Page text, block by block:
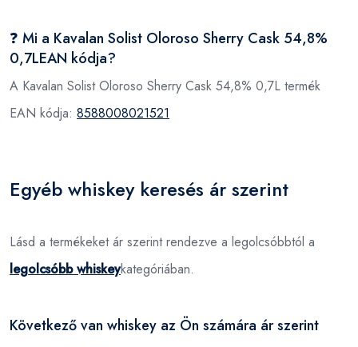
❓ Mi a Kavalan Solist Oloroso Sherry Cask 54,8%
0,7LEAN kódja?
A Kavalan Solist Oloroso Sherry Cask 54,8% 0,7L termék
EAN kódja: 8588008021521
Egyéb whiskey keresés ár szerint
Lásd a termékeket ár szerint rendezve a legolcsóbbtól a
legolcsóbb whiskeykategóriában.
Következő van whiskey az Ön számára ár szerint